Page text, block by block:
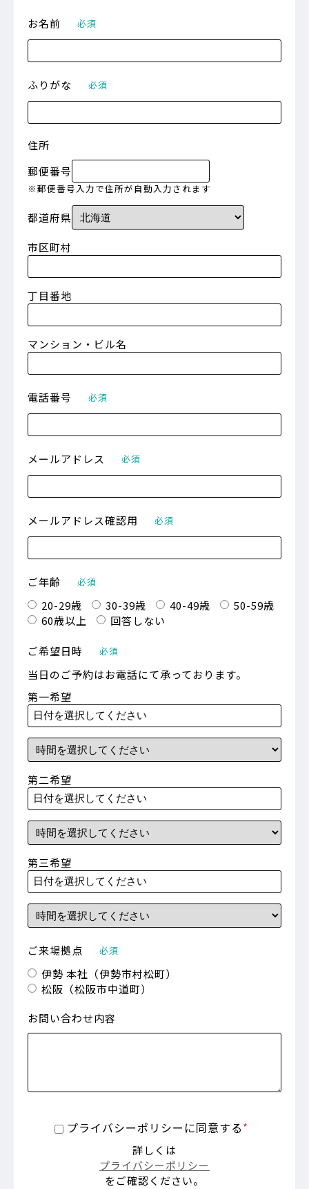
お名前 必須
ふりがな 必須
住所
郵便番号
※郵便番号入力で住所が自動入力されます
都道府県
市区町村
丁目番地
マンション・ビル名
電話番号 必須
メールアドレス 必須
メールアドレス確認用 必須
ご年齢 必須
20-29歳 30-39歳 40-49歳
50-59歳
60歳以上
回答しない
ご希望日時 必須
当日のご予約はお電話にて承っております。
第一希望
第二希望
第三希望
ご来場拠点 必須
伊勢 本社（伊勢市村松町）
松阪（松阪市中道町）
お問い合わせ内容
プライバシーポリシーに同意する
詳しくは
プライバシーポリシー
をご確認ください。